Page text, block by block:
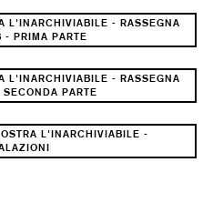
L'INARCHIVIABILE - RASSEGNA
- PRIMA PARTE
L'INARCHIVIABILE - RASSEGNA
PARTE
L'INARCHIVIABILE -